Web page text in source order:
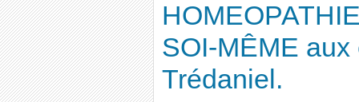
SOI-MÊME
Trédaniel.